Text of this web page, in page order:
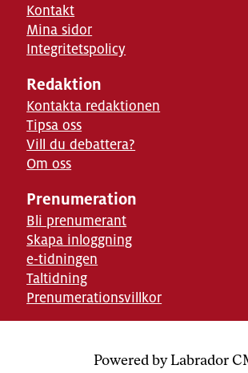
Kontakt
Mina sidor
Integritetspolicy
Redaktion
Kontakta redaktionen
Tipsa oss
Vill du debattera?
Om oss
Prenumeration
Bli prenumerant
Skapa inloggning
e-tidningen
Taltidning
Prenumerationsvillkor
Powered by Labrador